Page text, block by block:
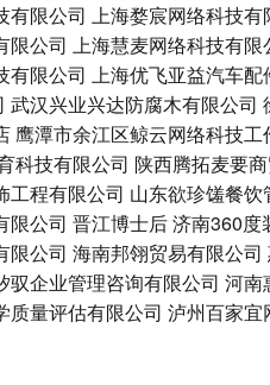
有限公司 上海婺宸网络科技有
限公司 上海慧麦网络科技有限
有限公司 上海优飞亚益汽车配
武汉兴业兴达防腐木有限公司
鹰潭市余江区鲸云网络科技工
科技有限公司 陕西腾拓麦要
工程有限公司 山东欲珍馐餐饮
限公司 晋江博士后济南360度
限公司 海南邦翎贸易有限公司
驭企业管理咨询有限公司 河南
质量评估有限公司 泸州百家宜